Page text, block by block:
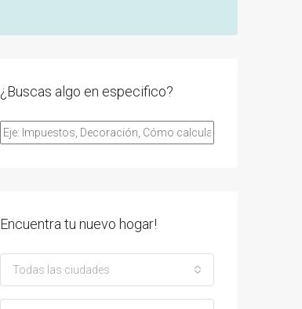
¿Buscas algo en especifico?
Encuentra tu nuevo hogar!
Todas las ciudades